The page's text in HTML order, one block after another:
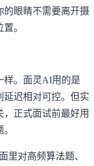
的眼睛不需要离开摄
。
样。面灵AI用的是
延迟相对可控。但实
，正式面试前最好用
里对高频算法题、